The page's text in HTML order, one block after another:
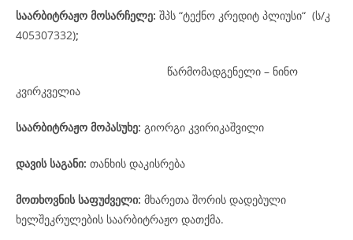
საარბიტრაჟო მოსარჩელე: შპს “ტექნო კრედიტ პლიუსი“ (ს/კ
405307332);
წარმომადგენელი – ნინო
კვირკველია
საარბიტრაჟო მოპასუხე: გიორგი კვირიკაშვილი
დავის საგანი: თანხის დაკისრება
მოთხოვნის საფუძველი: მხარეთა შორის დადებული
ხელშეკრულების საარბიტრაჟო დათქმა.